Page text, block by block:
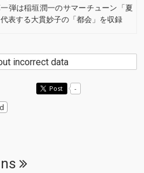
弾は稲垣潤一のサマーチューン「夏
表する大貫妙子の「都会」を収録
incorrect data
Post -